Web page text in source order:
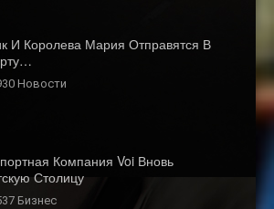
И Королева Мария Отправятся В
Новости
Компания Voi Вновь
Столицу
Бизнес